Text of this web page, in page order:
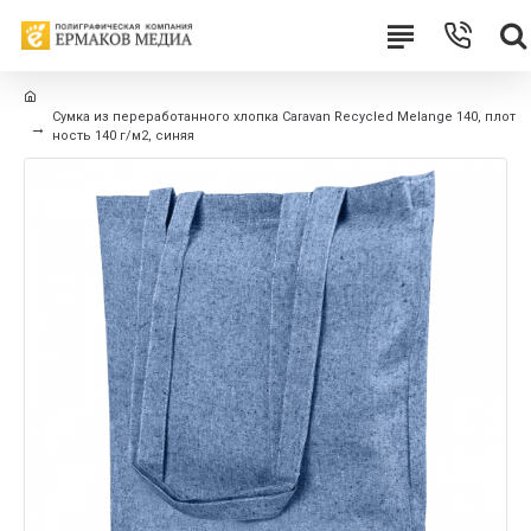
Сумка из переработанного хлопка Caravan Recycled Melange 140, плот
ность 140 г/м2, синяя